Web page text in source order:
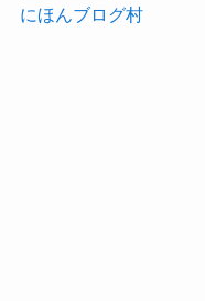
にほんブログ村